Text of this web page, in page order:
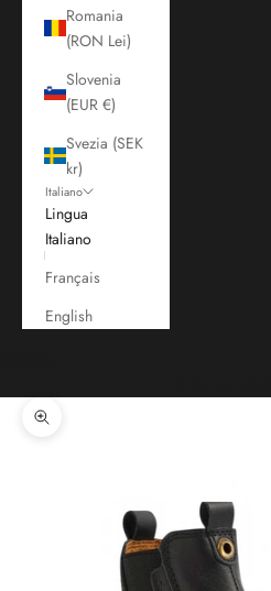
Romania
(RON Lei)
Slovenia
(EUR €)
Svezia (SEK
kr)
Italiano
Lingua
Italiano
Français
English
Ingrandisci immagine